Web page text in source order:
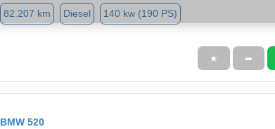
82.207 km Diesel 140 kw (190 PS)
★ ➦
BMW 520